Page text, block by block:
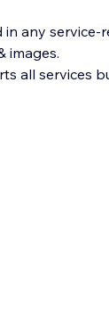
in any
images.
all services